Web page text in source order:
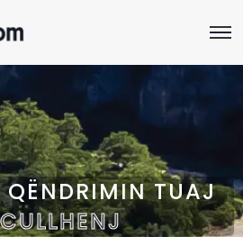
QËNDRIMIN TUAJ
CULLHENJ